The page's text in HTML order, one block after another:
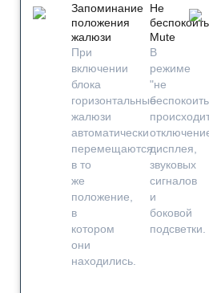
Запоминание
положения
жалюзи
При
включении
блока
горизонтальные
жалюзи
автоматически
перемещаются
в то
же
положение,
в
котором
они
находились.
Не
беспокоить
Mute
В
режиме
"не
дисплея,
звуковых
сигналов
и
боковой
подсветки.